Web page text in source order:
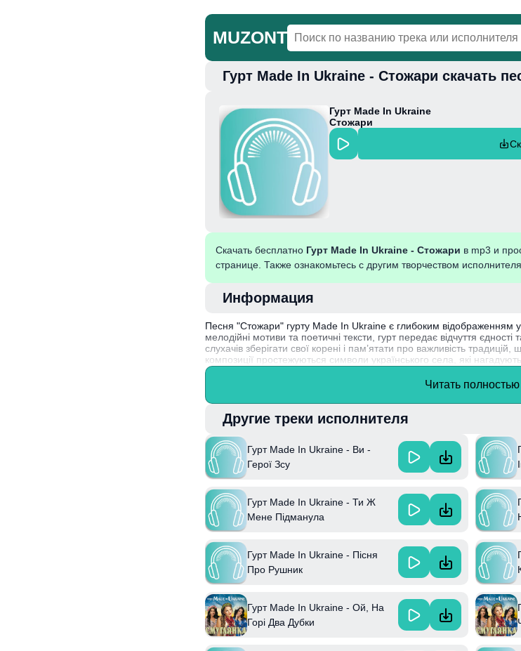
MUZONT
Гурт Made In Ukraine - Стожари скачать
Гурт Made In Ukraine
Стожари
Скачать бесплатно Гурт Made In Ukraine - Стожари в mp3 и
странице. Также ознакомьтесь с другим творчеством
Информация
Песня "Стожари" гурту Made In Ukraine є глибоким відображенням
мелодійні мотиви та поетичні тексти, гурт передає відчуття
слухачів зберігати свої корені і пам’ятати про важливість
композиції простежуються символи українського села, які
Цікаво, що гурт Made In Ukraine активно підтримує українські
Читать полностью
Другие треки исполнителя
Гурт Made In Ukraine - Ви -
Герої Зсу
Гурт Made In Ukraine - Ти Ж
Мене Підманула
Гурт Made In Ukraine - Пісня
Про Рушник
Гурт Made In Ukraine - Ой, На
Горі Два Дубки